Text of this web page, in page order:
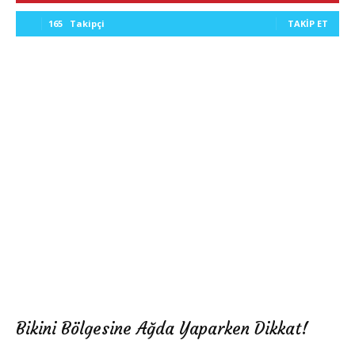
165 Takipçi TAKIP ET
Bikini Bölgesine Ağda Yaparken Dikkat!